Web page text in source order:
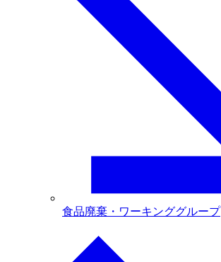
食品廃棄・ワーキンググループ